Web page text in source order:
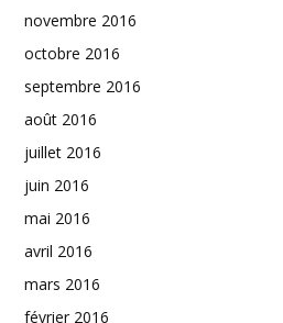
novembre 2016
octobre 2016
septembre 2016
août 2016
juillet 2016
juin 2016
mai 2016
avril 2016
mars 2016
février 2016